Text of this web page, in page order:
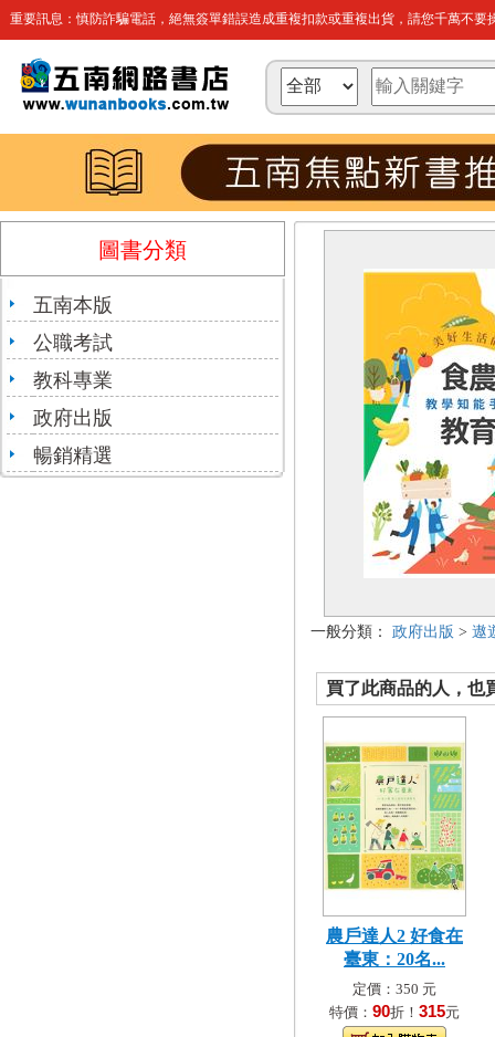
重要訊息：慎防詐騙電話，絕無簽單錯誤造成重複扣款或重複出貨，請您千萬不要
圖書分類
五南本版
公職考試
教科專業
政府出版
暢銷精選
一般分類： 政府出版 > 遨
買了此商品的人，也
農戶達人2 好食在
臺東：20名...
定價：350 元
特價： 90折！ 315元